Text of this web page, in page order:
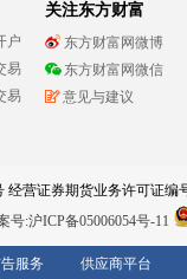
户
易
易
关注东方财富
东方财富网微博
东方财富网微信
意见与建议
营证券期货业务许可证编
号:沪ICP备05006054号-11
服务 供应商平台